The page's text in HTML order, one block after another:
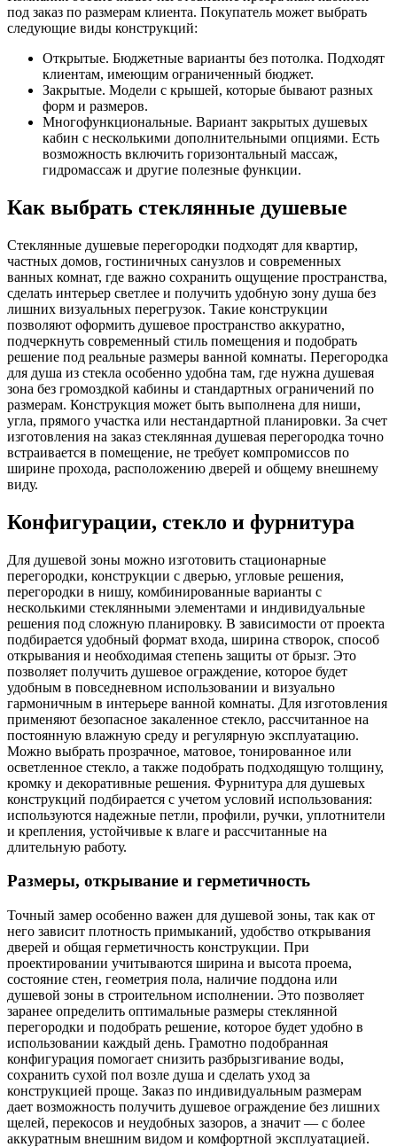
под заказ по размерам клиента. Покупатель может выбрать
следующие виды конструкций:
Открытые. Бюджетные варианты без потолка. Подходят
клиентам, имеющим ограниченный бюджет.
Закрытые. Модели с крышей, которые бывают разных
форм и размеров.
Многофункциональные. Вариант закрытых душевых
кабин с несколькими дополнительными опциями. Есть
возможность включить горизонтальный массаж,
гидромассаж и другие полезные функции.
Как выбрать стеклянные душевые
Стеклянные душевые перегородки подходят для квартир,
частных домов, гостиничных санузлов и современных
ванных комнат, где важно сохранить ощущение пространства,
сделать интерьер светлее и получить удобную зону душа без
лишних визуальных перегрузок. Такие конструкции
позволяют оформить душевое пространство аккуратно,
подчеркнуть современный стиль помещения и подобрать
решение под реальные размеры ванной комнаты. Перегородка
для душа из стекла особенно удобна там, где нужна душевая
зона без громоздкой кабины и стандартных ограничений по
размерам. Конструкция может быть выполнена для ниши,
угла, прямого участка или нестандартной планировки. За счет
изготовления на заказ стеклянная душевая перегородка точно
встраивается в помещение, не требует компромиссов по
ширине прохода, расположению дверей и общему внешнему
виду.
Конфигурации, стекло и фурнитура
Для душевой зоны можно изготовить стационарные
перегородки, конструкции с дверью, угловые решения,
перегородки в нишу, комбинированные варианты с
несколькими стеклянными элементами и индивидуальные
решения под сложную планировку. В зависимости от проекта
подбирается удобный формат входа, ширина створок, способ
открывания и необходимая степень защиты от брызг. Это
позволяет получить душевое ограждение, которое будет
удобным в повседневном использовании и визуально
гармоничным в интерьере ванной комнаты. Для изготовления
применяют безопасное закаленное стекло, рассчитанное на
постоянную влажную среду и регулярную эксплуатацию.
Можно выбрать прозрачное, матовое, тонированное или
осветленное стекло, а также подобрать подходящую толщину,
кромку и декоративные решения. Фурнитура для душевых
конструкций подбирается с учетом условий использования:
используются надежные петли, профили, ручки, уплотнители
и крепления, устойчивые к влаге и рассчитанные на
длительную работу.
Размеры, открывание и герметичность
Точный замер особенно важен для душевой зоны, так как от
него зависит плотность примыканий, удобство открывания
дверей и общая герметичность конструкции. При
проектировании учитываются ширина и высота проема,
состояние стен, геометрия пола, наличие поддона или
душевой зоны в строительном исполнении. Это позволяет
заранее определить оптимальные размеры стеклянной
перегородки и подобрать решение, которое будет удобно в
использовании каждый день. Грамотно подобранная
конфигурация помогает снизить разбрызгивание воды,
сохранить сухой пол возле душа и сделать уход за
конструкцией проще. Заказ по индивидуальным размерам
дает возможность получить душевое ограждение без лишних
щелей, перекосов и неудобных зазоров, а значит — с более
аккуратным внешним видом и комфортной эксплуатацией.